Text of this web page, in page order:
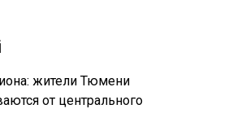
жители Тюмени
от центрального